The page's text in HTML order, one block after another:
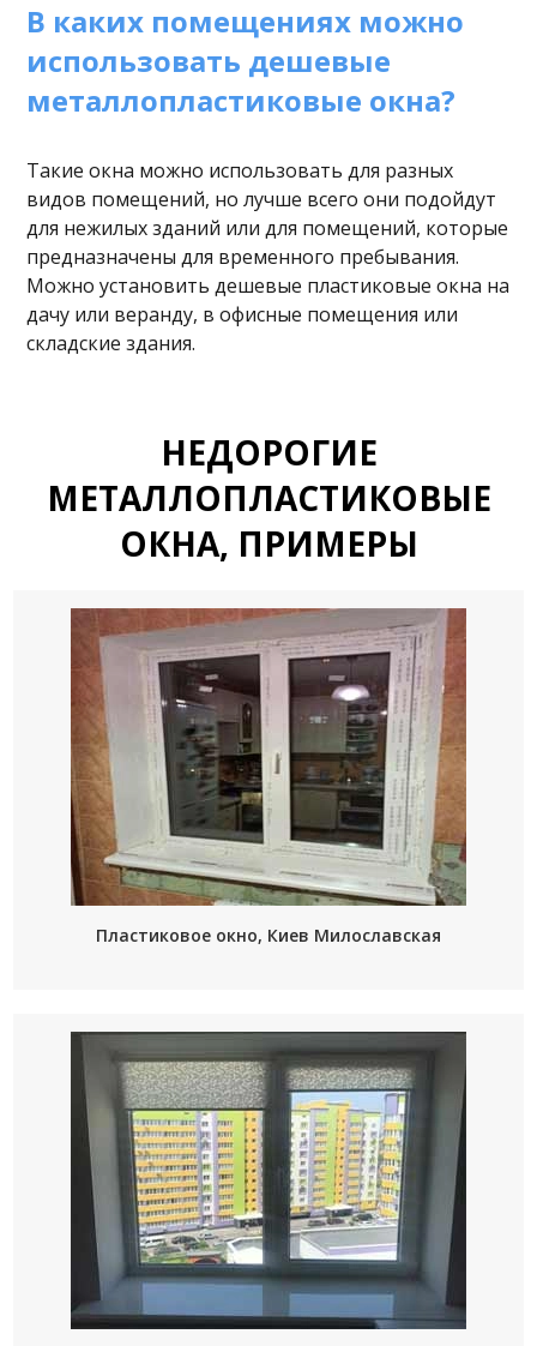
В каких помещениях можно
использовать дешевые
металлопластиковые окна?
Такие окна можно использовать для разных
видов помещений, но лучше всего они подойдут
для нежилых зданий или для помещений, которые
предназначены для временного пребывания.
Можно установить дешевые пластиковые окна на
дачу или веранду, в офисные помещения или
складские здания.
НЕДОРОГИЕ
МЕТАЛЛОПЛАСТИКОВЫЕ
ОКНА, ПРИМЕРЫ
Пластиковое окно, Киев Милославская